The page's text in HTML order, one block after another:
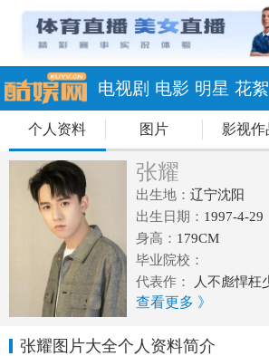
电视剧 电影 明星 花絮
个人资料 图片 影视作
张耀
出生地： 辽宁沈阳
出生日期： 1997-4-29
身高： 179CM
毕业院校：
代表作：
人不彪悍枉
查看更多 》
张耀图片大全个人资料简介